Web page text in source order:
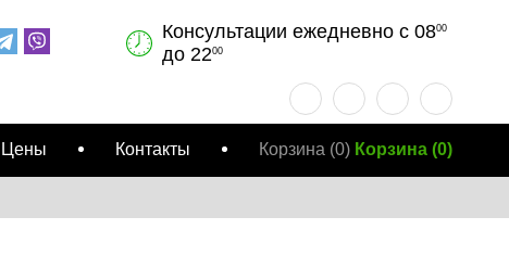
Консультации ежедневно с 0800
до 2200
Цены Контакты Корзина (0) Корзина(0)